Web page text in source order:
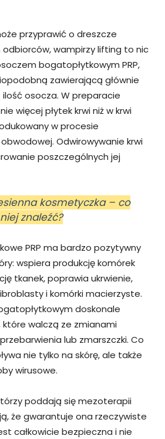
przyprawić o dreszcze
wampirzy lifting to nic
bogatopłytkowym PRP,
zawierającą głównie
ilość osocza. W preparacie
więcej płytek krwi niż w krwi
w procesie
Odwirowywanie krwi
poszczególnych jej
kosmetyczka – co
znaleźć?
PRP ma bardzo pozytywny
wspiera produkcję komórek
tkanek, poprawia ukrwienie,
i komórki macierzyste.
doskonale
które walczą ze zmianami
lub zmarszczki. Co
nie tylko na skórę, ale także
wirusowe.
poddają się mezoterapii
że gwarantuje ona rzeczywiste
całkowicie bezpieczna i nie